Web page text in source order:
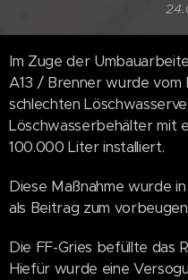
Im Zuge der
A13 / Brenner wurde
schlechten
Löschwasserbehälter mit
100.000 Liter installiert.
Diese Maßnahme wurde
als Beitrag zum
Die FF-Gries befüllte das
Hiefür wurde eine